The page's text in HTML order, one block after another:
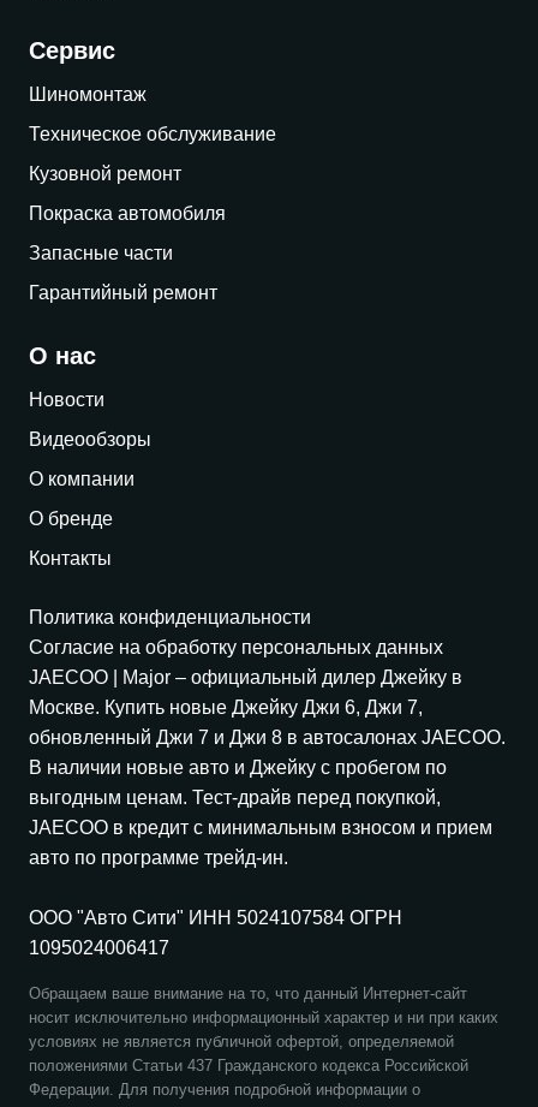
Сервис
Шиномонтаж
Техническое обслуживание
Кузовной ремонт
Покраска автомобиля
Запасные части
Гарантийный ремонт
О нас
Новости
Видеообзоры
О компании
О бренде
Контакты
Политика конфиденциальности
Согласие на обработку персональных данных
JAECOO | Major – официальный дилер Джейку в
Москве. Купить новые Джейку Джи 6, Джи 7,
обновленный Джи 7 и Джи 8 в автосалонах JAECOO.
В наличии новые авто и Джейку с пробегом по
выгодным ценам. Тест-драйв перед покупкой,
JAECOO в кредит с минимальным взносом и прием
авто по программе трейд-ин.
ООО "Авто Сити" ИНН 5024107584 ОГРН
1095024006417
Обращаем ваше внимание на то, что данный Интернет-сайт
носит исключительно информационный характер и ни при каких
условиях не является публичной офертой, определяемой
положениями Статьи 437 Гражданского кодекса Российской
Федерации. Для получения подробной информации о